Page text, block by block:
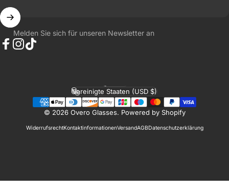
Melden Sie sich für unseren Newsletter an
© 2026 Overo Glasses. Powered by Shopify
WiderrufsrechtKontaktinformationenVersandAGBDatenschutzerklärung
Sprache
Land/Region
Vereinigte Staaten (USD $)